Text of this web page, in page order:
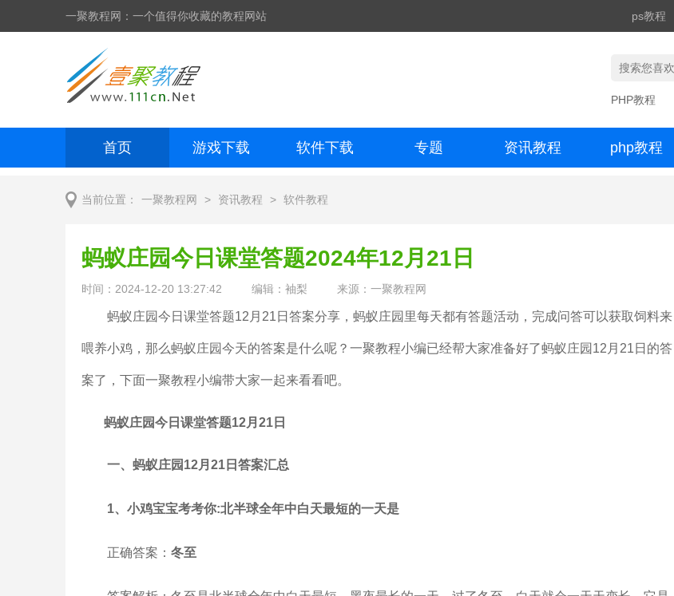
一聚教程网：一个值得你收藏的教程网站 ps教程
PHP教程
首页 游戏下载 软件下载 专题 资讯教程 php教程
当前位置： 一聚教程网 > 资讯教程 > 软件教程
蚂蚁庄园今日课堂答题2024年12月21日
时间：2024-12-20 13:27:42 编辑：袖梨 来源：一聚教程网
蚂蚁庄园今日课堂答题12月21日答案分享，蚂蚁庄园里每天都有答题活动，完成问答可以获取饲料来
喂养小鸡，那么蚂蚁庄园今天的答案是什么呢？一聚教程小编已经帮大家准备好了蚂蚁庄园12月21日的答
案了，下面一聚教程小编带大家一起来看看吧。
蚂蚁庄园今日课堂答题12月21日
一、蚂蚁庄园12月21日答案汇总
1、小鸡宝宝考考你:北半球全年中白天最短的一天是
正确答案： 冬至